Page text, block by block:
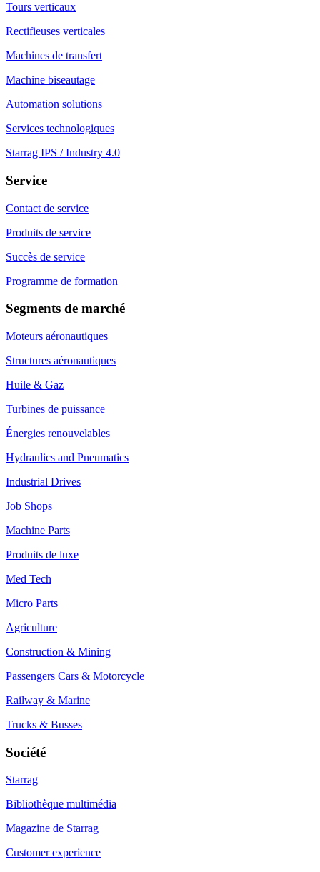
Tours verticaux
Rectifieuses verticales
Machines de transfert
Machine biseautage
Automation solutions
Services technologiques
Starrag IPS / Industry 4.0
Service
Contact de service
Produits de service
Succès de service
Programme de formation
Segments de marché
Moteurs aéronautiques
Structures aéronautiques
Huile & Gaz
Turbines de puissance
Énergies renouvelables
Hydraulics and Pneumatics
Industrial Drives
Job Shops
Machine Parts
Produits de luxe
Med Tech
Micro Parts
Agriculture
Construction & Mining
Passengers Cars & Motorcycle
Railway & Marine
Trucks & Busses
Société
Starrag
Bibliothèque multimédia
Magazine de Starrag
Customer experience